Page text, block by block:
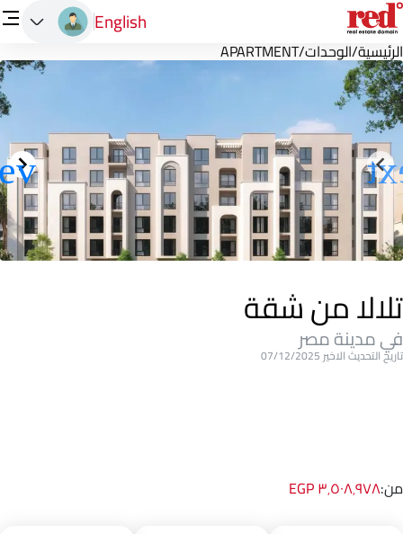
English
الرئيسية/الوحدات/
APARTMENT
تلالا من شقة
في مدينة مصر
تاريخ التحديث الاخير 07/12/2025
من:٣٬٥٠٨٬٩٧٨ EGP